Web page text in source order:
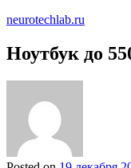
neurotechlab.ru
Ноутбук до